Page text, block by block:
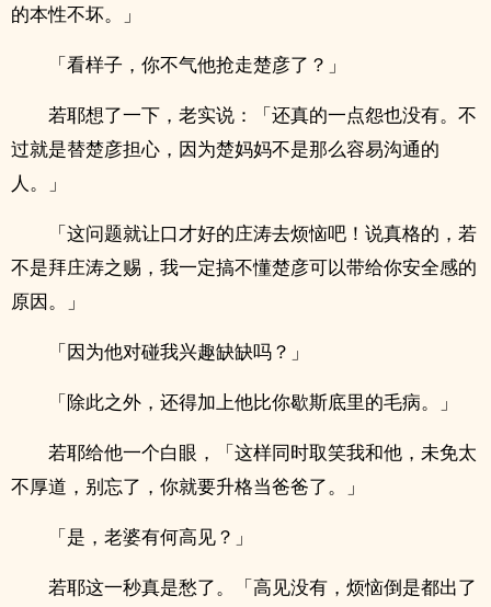
的本性不坏。」
「看样子，你不气他抢走楚彦了？」
若耶想了一下，老实说：「还真的一点怨也没有。不
过就是替楚彦担心，因为楚妈妈不是那么容易沟通的
人。」
「这问题就让口才好的庄涛去烦恼吧！说真格的，若
不是拜庄涛之赐，我一定搞不懂楚彦可以带给你安全感的
原因。」
「因为他对碰我兴趣缺缺吗？」
「除此之外，还得加上他比你歇斯底里的毛病。」
若耶给他一个白眼，「这样同时取笑我和他，未免太
不厚道，别忘了，你就要升格当爸爸了。」
「是，老婆有何高见？」
若耶这一秒真是愁了。「高见没有，烦恼倒是都出了